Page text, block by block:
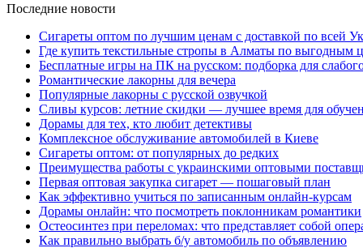
Последние новости
Сигареты оптом по лучшим ценам с доставкой по всей
Где купить текстильные стропы в Алматы по выгодным
Бесплатные игры на ПК на русском: подборка для
Романтические лакорны для вечера
Популярные лакорны с русской озвучкой
Сливы курсов: летние скидки — лучшее время для
Дорамы для тех, кто любит детективы
Комплексное обслуживание автомобилей в Киеве
Сигареты оптом: от популярных до редких
Преимущества работы с украинскими оптовыми
Первая оптовая закупка сигарет — пошаговый план
Как эффективно учиться по записанным онлайн-курсам
Дорамы онлайн: что посмотреть поклонникам романтики
Остеосинтез при переломах: что представляет собой
Как правильно выбрать б/у автомобиль по объявлению